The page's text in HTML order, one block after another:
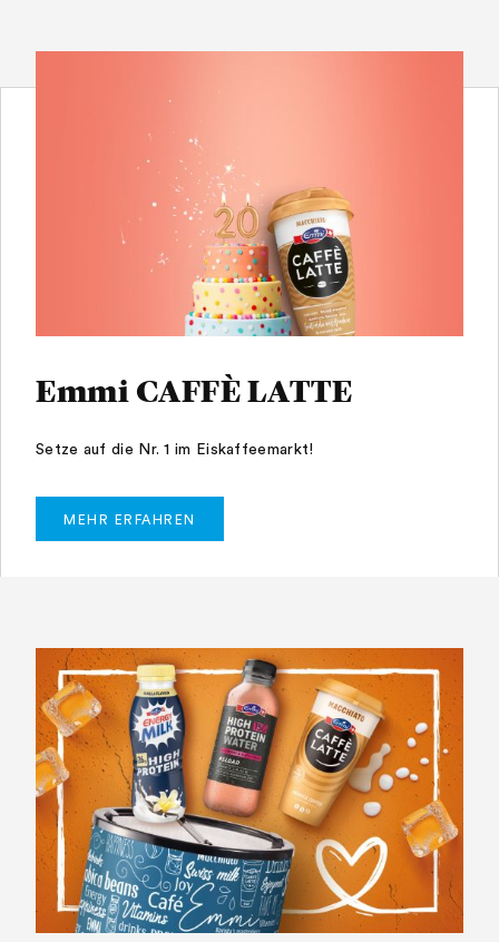
Emmi CAFFÈ LATTE
Setze auf die Nr. 1 im Eiskaffeemarkt!
MEHR ERFAHREN